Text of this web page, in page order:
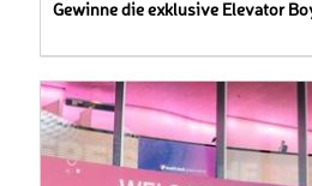
Gewinne die exklusive Elevator